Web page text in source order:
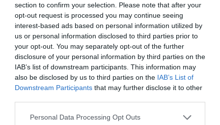
section to confirm your selection. Please note that after your
opt-out request is processed you may continue seeing
interest-based ads based on personal information utilized by
us or personal information disclosed to third parties prior to
your opt-out. You may separately opt-out of the further
disclosure of your personal information by third parties on the
IAB’s list of downstream participants. This information may
also be disclosed by us to third parties on the IAB’s List of
Downstream Participants that may further disclose it to other
Personal Data Processing Opt Outs